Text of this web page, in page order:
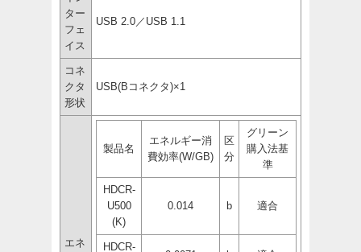
ター
フェ
イス
USB 2.0／USB 1.1
コネ
クタ
形状
USB(Bコネクタ)×1
エネ
製品名
エネルギー消
費効率(W/GB)
区
分
グリーン
購入法基
準
HDCR-
U500
(K)
0.014 b 適合
HDCR-